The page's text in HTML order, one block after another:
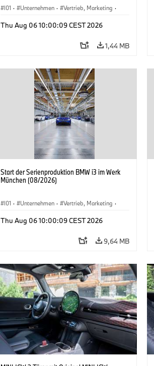
I01 · Unternehmen · Vertrieb, Marketing ·
Thu Aug 06 10:00:09 CEST 2026
1,44 MB
Start der Serienproduktion BMW i3 im Werk
München (08/2026)
I01 · Unternehmen · Vertrieb, Marketing ·
Thu Aug 06 10:00:09 CEST 2026
9,64 MB